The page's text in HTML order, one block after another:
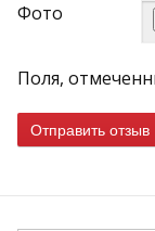
Фото
Поля,
Отправить отзыв